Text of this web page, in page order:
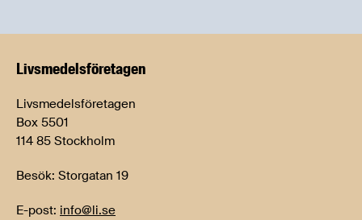
Livsmedels­företagen
Livsmedelsföretagen
Box 5501
114 85 Stockholm
Besök: Storgatan 19
E-post: info@li.se